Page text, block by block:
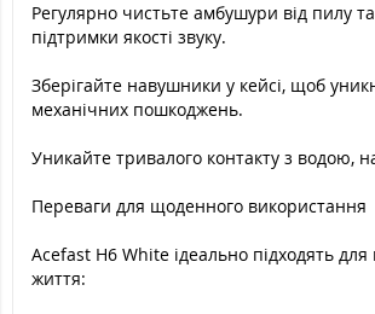
Регулярно чистьте амбушури від пилу
підтримки якості звуку.
Зберігайте навушники у кейсі, щоб
механічних пошкоджень.
Уникайте тривалого контакту з водою,
Переваги для щоденного використання
Acefast H6 White ідеально підходять
життя: